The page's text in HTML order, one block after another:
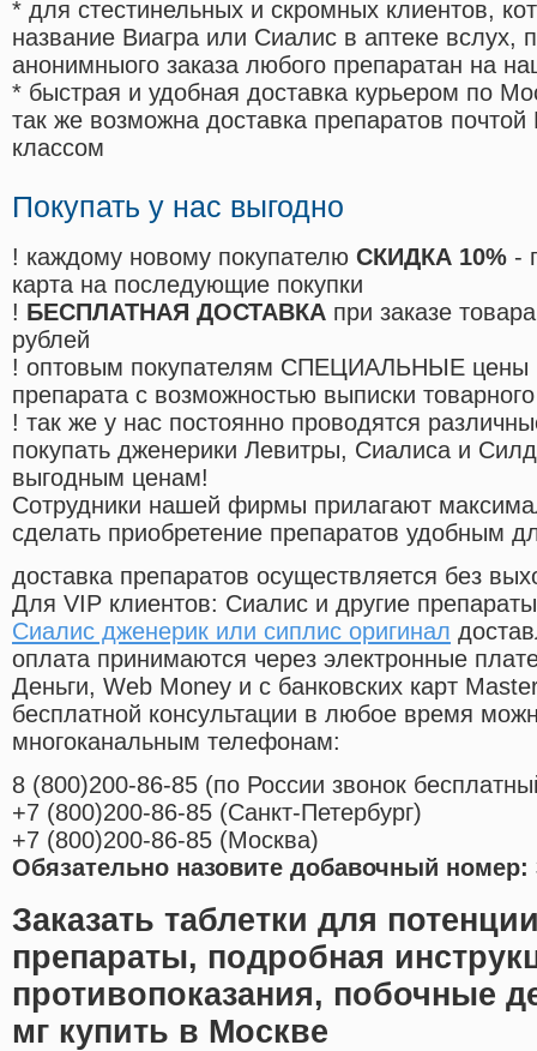
* для стестинельных и скромных клиентов,
название Виагра или Сиалис в аптеке вслух,
анонимныого заказа любого препаратан на
* быстрая и удобная доставка курьером по
так же возможна доставка препаратов
классом
Покупать у нас выгодно
! каждому новому покупателю СКИДКА 10% -
карта на последующие покупки
! БЕСПЛАТНАЯ ДОСТАВКА при заказе
рублей
! оптовым покупателям СПЕЦИАЛЬНЫЕ цены
препарата с возможностью выписки
! так же у нас постоянно проводятся
покупать дженерики Левитры, Сиалиса и
выгодным ценам!
Cотрудники нашей фирмы прилагают
сделать приобретение препаратов удобным
доставка препаратов осуществляется без
Для VIP клиентов: Сиалис и другие
Сиалис дженерик или сиплис оригинал
оплата принимаются через электронные
Деньги, Web Money и с банковских карт
бесплатной консультации в любое время
многоканальным телефонам:
8 (800)200-86-85 (по России звонок
+7 (800)200-86-85 (Санкт-Петербург)
+7 (800)200-86-85 (Москва)
Обязательно назовите добавочный номер:
Заказать таблетки для
препараты, подробная
противопоказания, побочные
мг купить в Москве